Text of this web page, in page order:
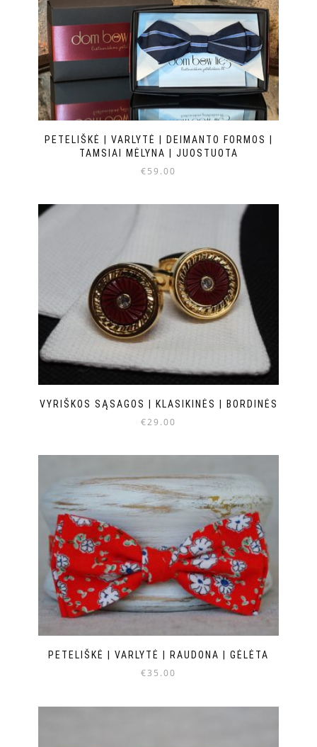
PETELIŠKĖ | VARLYTĖ | DEIMANTO FORMOS |
TAMSIAI MĖLYNA | JUOSTUOTA
€59.00
VYRIŠKOS SĄSAGOS | KLASIKINĖS | BORDINĖS
€29.00
PETELIŠKĖ | VARLYTĖ | RAUDONA | GĖLĖTA
€35.00